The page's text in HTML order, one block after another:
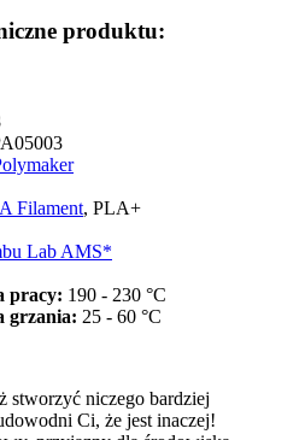
produktu:
Filament, PLA+
Lab AMS*
pracy: 190 - 230 °C
grzania: 25 - 60 °C
stworzyć niczego bardziej
Ci, że jest inaczej!